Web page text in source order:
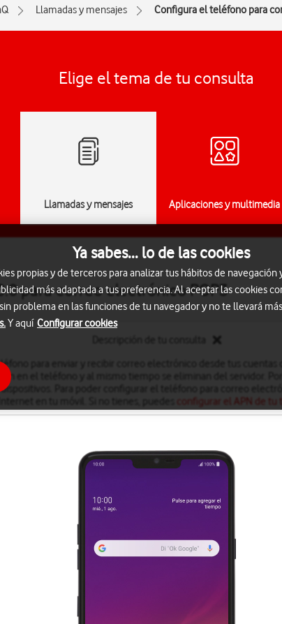
Llamadas y mensajes Configura el teléfono para
Elige el tema de tu consulta
Llamadas y mensajes Aplicaciones y multimedia
para correo electrónico POP3
para enviar y recibir correo electrónico desde tus cuentas
en el teléfono y al mismo tiempo se eliminan del servidor.
Para poder configurar el teléfono para correo
configurar el APN de
Ya sabes... lo de las cookies
propias y de terceros para analizar tus hábitos de
más adaptada a tus preferencia. Al aceptar las cookies
problema en las funciones de tu navegador y no te llevará
Y aquí Configurar cookies